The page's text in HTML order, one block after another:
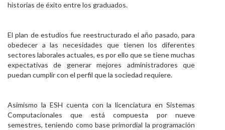
historias de éxito entre los graduados.
El plan de estudios fue reestructurado el año pasado, para
obedecer a las necesidades que tienen los diferentes
sectores laborales actuales, es por ello que se tiene muchas
expectativas de generar mejores administradores que
puedan cumplir con el perfil que la sociedad requiere.
Asimismo la ESH cuenta con la licenciatura en Sistemas
Computacionales que está compuesta por nueve
semestres, teniendo como base primordial la programación